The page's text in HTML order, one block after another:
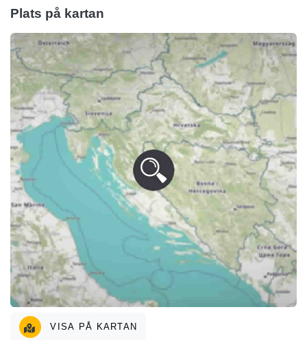
Plats på kartan
VISA PÅ KARTAN